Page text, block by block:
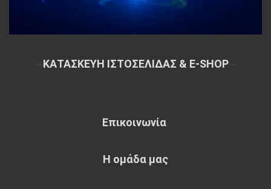
ΚΑΤΑΣΚΕΥΗ ΙΣΤΟΣΕΛΙΔΑΣ & E-SHOP~
Επικοινωνία
Η ομάδα μας